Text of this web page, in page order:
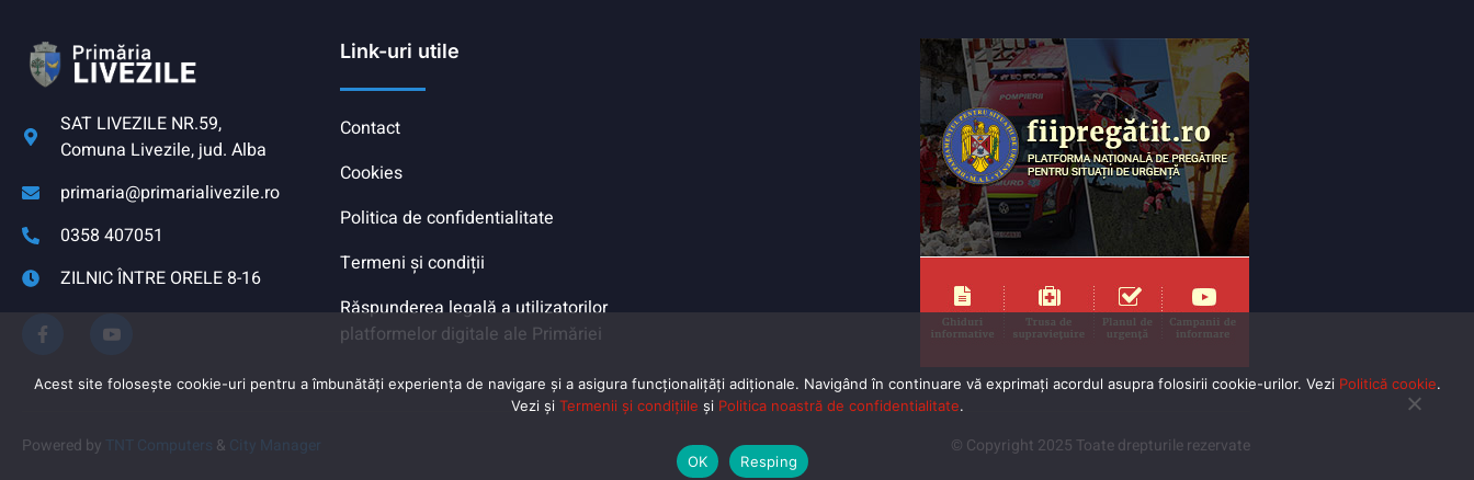
SAT LIVEZILE NR.59,
Comuna Livezile, jud. Alba
primaria@primarialivezile.ro
0358 407051
ZILNIC ÎNTRE ORELE 8-16
Link-uri utile
Contact
Cookies
Politica de confidentialitate
Termeni și condiții
Răspunderea legală a utilizatorilor
platformelor digitale ale Primăriei
Powered by TNT Computers & City Manager © Copyright 2025 Toate drepturile rezervate
Acest site folosește cookie-uri pentru a îmbunătăți experiența de navigare și a asigura funcționalițăți adiționale. Navigând în continuare vă exprimaţi acordul asupra folosirii cookie-urilor. Vezi Politică cookie.
Vezi și Termenii și condițiile și Politica noastră de confidentialitate.
OK Resping